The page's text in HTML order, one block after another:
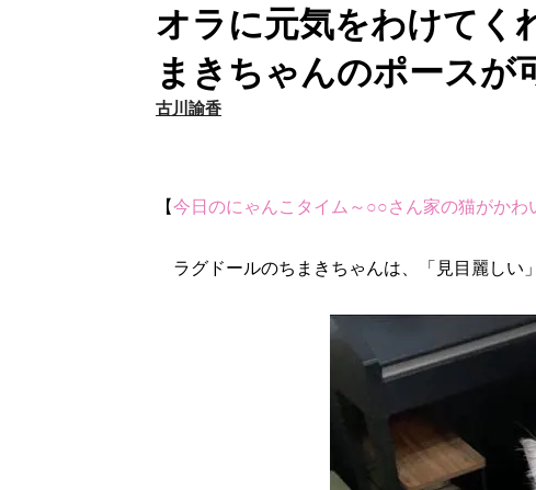
オラに元気をわけてく
まきちゃんのポースが
古川諭香
【今日のにゃんこタイム～○○さん家の猫がかわ
ラグドールのちまきちゃんは、「見目麗しい